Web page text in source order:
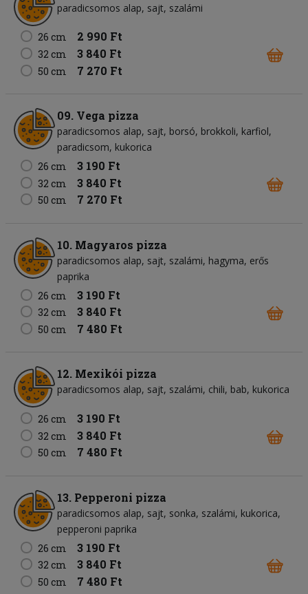
paradicsomos alap sajt szalámi
26 cm 2 990 Ft
32 cm 3 840 Ft
50 cm 7 270 Ft
09. Vega pizza
paradicsomos alap sajt borsó brokkoli karfiol
paradicsom kukorica
26 cm
3 190 Ft
32 cm 3 840 Ft
50 cm 7 270 Ft
10. Magyaros pizza
paradicsomos alap sajt szalámi hagyma erős
paprika
26 cm
3 190 Ft
32 cm 3 840 Ft
50 cm 7 480 Ft
12. Mexikói pizza
paradicsomos alap sajt szalámi chili bab kukorica
26 cm 3 190 Ft
32 cm 3 840 Ft
50 cm 7 480 Ft
13. Pepperoni pizza
paradicsomos alap sajt sonka szalámi kukorica
pepperoni paprika
26 cm
3 190 Ft
32 cm 3 840 Ft
50 cm 7 480 Ft